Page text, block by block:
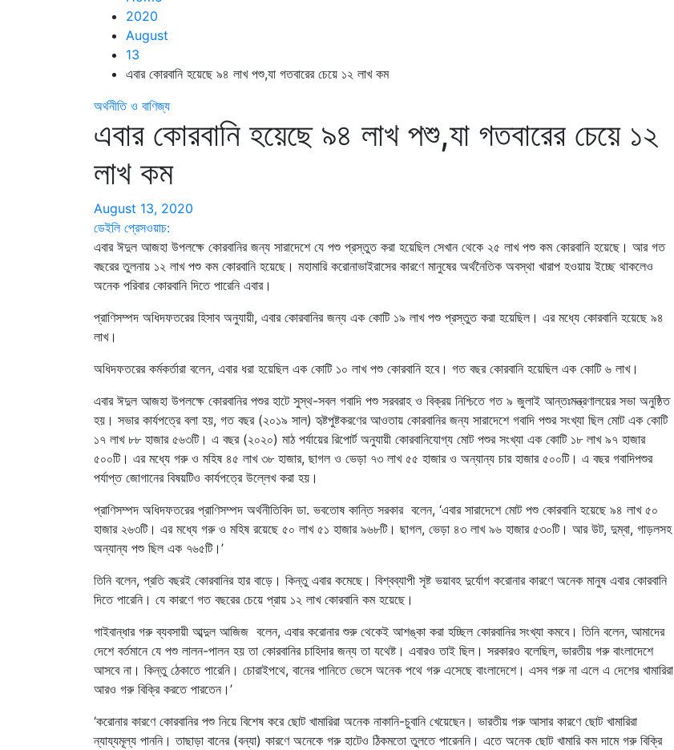
2020
August
13
এবার কোরবানি হয়েছে ৯৪ লাখ পশু,যা গতবারের চেয়ে ১২ লাখ কম
অর্থনীতি ও বাণিজ্য
এবার কোরবানি হয়েছে ৯৪ লাখ পশু,যা গতবারের চেয়ে ১২
লাখ কম
August 13, 2020
ডেইলি প্রেসওয়াচ:
এবার ঈদুল আজহা উপলক্ষে কোরবানির জন্য সারাদেশে যে পশু প্রস্তুত করা হয়েছিল সেখান থেকে ২৫ লাখ পশু কম কোরবানি হয়েছে। আর গত
বছরের তুলনায় ১২ লাখ পশু কম কোরবানি হয়েছে। মহামারি করোনাভাইরাসের কারণে মানুষের অর্থনৈতিক অবস্থা খারাপ হওয়ায় ইচ্ছে থাকলেও
অনেক পরিবার কোরবানি দিতে পারেনি এবার।
প্রাণিসম্পদ অধিদফতরের হিসাব অনুযায়ী, এবার কোরবানির জন্য এক কোটি ১৯ লাখ পশু প্রস্তুত করা হয়েছিল। এর মধ্যে কোরবানি হয়েছে ৯৪
লাখ।
অধিদফতরের কর্মকর্তারা বলেন, এবার ধরা হয়েছিল এক কোটি ১০ লাখ পশু কোরবানি হবে। গত বছর কোরবানি হয়েছিল এক কোটি ৬ লাখ।
এবার ঈদুল আজহা উপলক্ষে কোরবানির পশুর হাটে সুস্থ-সবল গবাদি পশু সরবরাহ ও বিক্রয় নিশ্চিতে গত ৯ জুলাই আন্তঃমন্ত্রণালয়ের সভা অনুষ্ঠিত
হয়। সভার কার্যপত্রে বলা হয়, গত বছর (২০১৯ সাল) হৃষ্টপুষ্টকরণের আওতায় কোরবানির জন্য সারাদেশে গবাদি পশুর সংখ্যা ছিল মোট এক কোটি
১৭ লাখ ৮৮ হাজার ৫৬৩টি। এ বছর (২০২০) মাঠ পর্যায়ের রিপোর্ট অনুযায়ী কোরবানিযোগ্য মোট পশুর সংখ্যা এক কোটি ১৮ লাখ ৯৭ হাজার
৫০০টি। এর মধ্যে গরু ও মহিষ ৪৫ লাখ ৩৮ হাজার, ছাগল ও ভেড়া ৭৩ লাখ ৫৫ হাজার ও অন্যান্য চার হাজার ৫০০টি। এ বছর গবাদিপশুর
পর্যাপ্ত জোগানের বিষয়টিও কার্যপত্রে উল্লেখ করা হয়।
প্রাণিসম্পদ অধিদফতরের প্রাণিসম্পদ অর্থনীতিবিদ ডা. ভবতোষ কান্তি সরকার বলেন, ‘এবার সারাদেশে মোট পশু কোরবানি হয়েছে ৯৪ লাখ ৫০
হাজার ২৬৩টি। এর মধ্যে গরু ও মহিষ রয়েছে ৫০ লাখ ৫১ হাজার ৯৬৮টি। ছাগল, ভেড়া ৪৩ লাখ ৯৬ হাজার ৫৩০টি। আর উট, দুম্বা, গাড়লসহ
অন্যান্য পশু ছিল এক ৭৬৫টি।’
তিনি বলেন, প্রতি বছরই কোরবানির হার বাড়ে। কিন্তু এবার কমেছে। বিশ্বব্যাপী সৃষ্ট ভয়াবহ দুর্যোগ করোনার কারণে অনেক মানুষ এবার কোরবানি
দিতে পারেনি। যে কারণে গত বছরের চেয়ে প্রায় ১২ লাখ কোরবানি কম হয়েছে।
গাইবান্ধার গরু ব্যবসায়ী আব্দুল আজিজ বলেন, এবার করোনার শুরু থেকেই আশঙ্কা করা হচ্ছিল কোরবানির সংখ্যা কমবে। তিনি বলেন, আমাদের
দেশে বর্তমানে যে পশু লালন-পালন হয় তা কোরবানির চাহিদার জন্য তা যথেষ্ট। এবারও তাই ছিল। সরকারও বলেছিল, ভারতীয় গরু বাংলাদেশে
আসবে না। কিন্তু ঠেকাতে পারেনি। চোরাইপথে, বানের পানিতে ভেসে অনেক পথে গরু এসেছে বাংলাদেশে। এসব গরু না এলে এ দেশের খামারিরা
আরও গরু বিক্রি করতে পারতেন।’
‘করোনার কারণে কোরবানির পশু নিয়ে বিশেষ করে ছোট খামারিরা অনেক নাকানি-চুবানি খেয়েছেন। ভারতীয় গরু আসার কারণে ছোট খামারিরা
ন্যায্যমূল্য পাননি। তাছাড়া বানের (বন্যা) কারণে অনেকে গরু হাটেও ঠিকমতো তুলতে পারেননি। এতে অনেক ছোট খামারি কম দামে গরু বিক্রি